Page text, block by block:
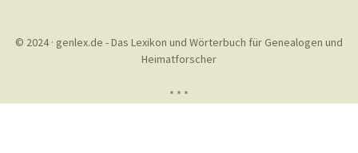
© 2024 · genlex.de - Das Lexikon und Wörterbuch für Genealogen und
Heimatforscher
* * *